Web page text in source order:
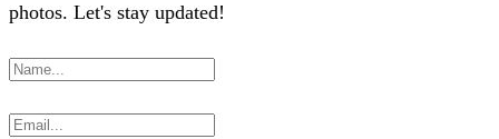
photos. Let's stay updated!